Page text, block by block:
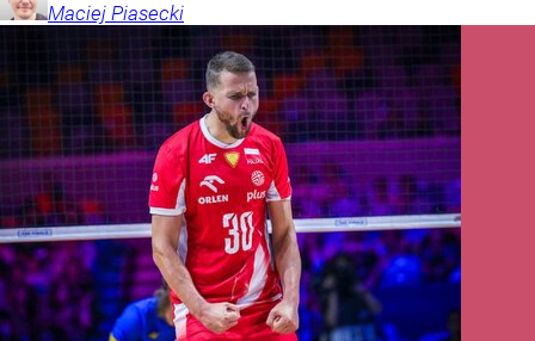
Maciej Piasecki